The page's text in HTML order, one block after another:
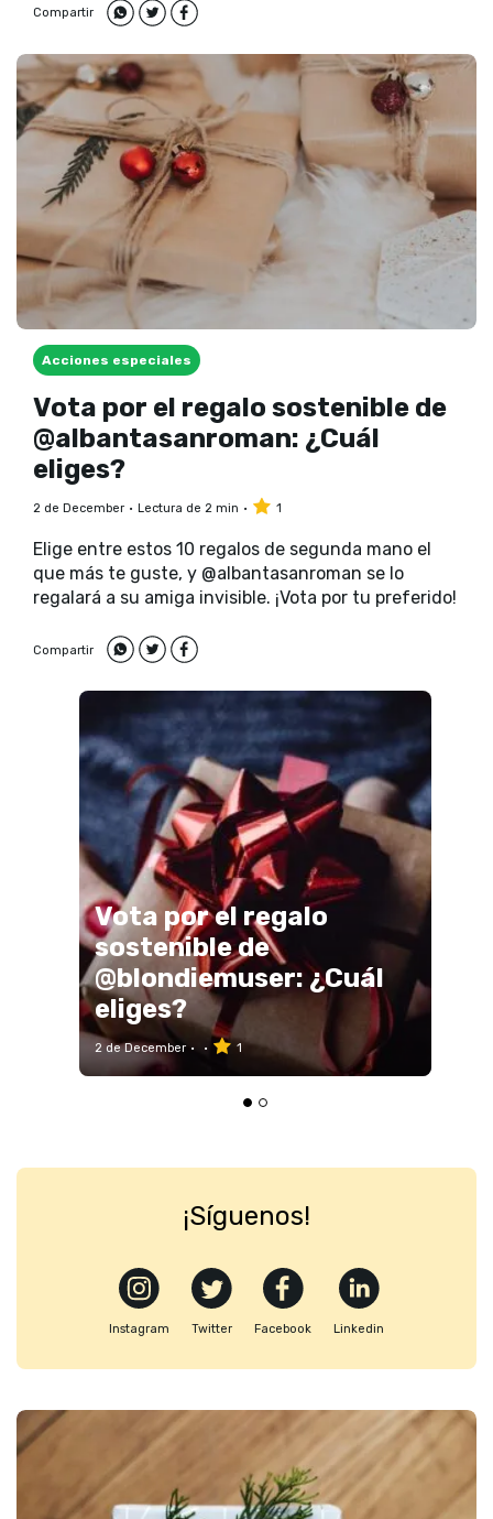
Compartir
Acciones especiales
Vota por el regalo sostenible de
@albantasanroman: ¿Cuál
eliges?
2 de December Lectura de 2 min 1
Elige entre estos 10 regalos de segunda mano el
que más te guste, y @albantasanroman se lo
regalará a su amiga invisible. ¡Vota por tu preferido!
Compartir
Vota por el regalo
sostenible de
@blondiemuser: ¿Cuál
eliges?
2 de December 1
¡Síguenos!
Instagram Twitter Facebook Linkedin